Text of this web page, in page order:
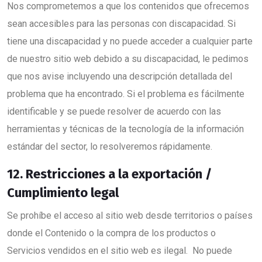
Nos comprometemos a que los contenidos que ofrecemos
sean accesibles para las personas con discapacidad. Si
tiene una discapacidad y no puede acceder a cualquier parte
de nuestro sitio web debido a su discapacidad, le pedimos
que nos avise incluyendo una descripción detallada del
problema que ha encontrado. Si el problema es fácilmente
identificable y se puede resolver de acuerdo con las
herramientas y técnicas de la tecnología de la información
estándar del sector, lo resolveremos rápidamente.
12. Restricciones a la exportación /
Cumplimiento legal
Se prohíbe el acceso al sitio web desde territorios o países
donde el Contenido o la compra de los productos o
Servicios vendidos en el sitio web es ilegal. No puede